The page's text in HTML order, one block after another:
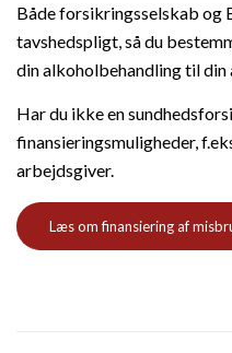
Både forsikringsselskab og
tavshedspligt, så du
din alkoholbehandling til din
Har du ikke en
finansieringsmuligheder,
arbejdsgiver.
Læs om finansiering af